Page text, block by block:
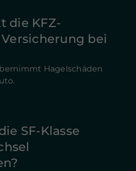
die KFZ-
bei
Hagelschäden
SF-Klasse